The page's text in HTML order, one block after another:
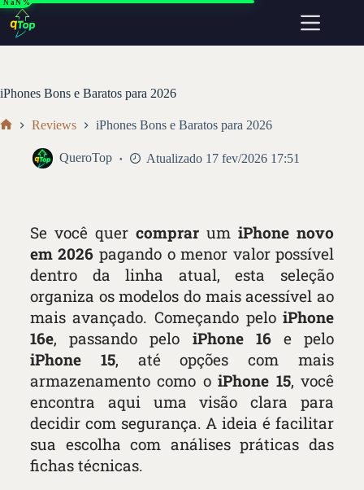
iPhones Bons e Baratos para 2026
Reviews iPhones Bons e Baratos para 2026
QueroTop Atualizado 17 fev/2026 17:51
Se você quer comprar umiPhone novo
em 2026 pagando o menor valor possível
dentro da linha atual, esta seleção
organiza os modelos do mais acessível ao
mais avançado. Começando peloiPhone
16e, passando pelo iPhone 16e pelo
iPhone 15, até opções com mais
armazenamento como oiPhone 15, você
encontra aqui uma visão clara para
decidir com segurança. A ideia é facilitar
sua escolha com análises práticas das
fichas técnicas.
NaN%